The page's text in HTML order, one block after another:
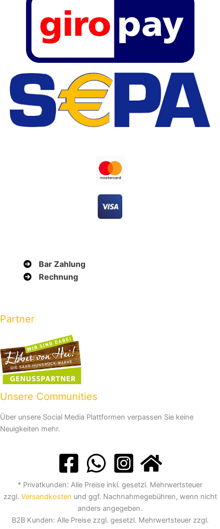
Bar Zahlung
Rechnung
Partner
Unsere Communities
Über unsere Social Media Plattformen verpassen Sie keine
Neuigkeiten mehr.
* Privatkunden: Alle Preise inkl. gesetzl. Mehrwertsteuer
zzgl. Versandkosten und ggf. Nachnahmegebühren, wenn nicht
anders angegeben.
B2B Kunden: Alle Preise zzgl. gesetzl. Mehrwertsteuer zzgl.